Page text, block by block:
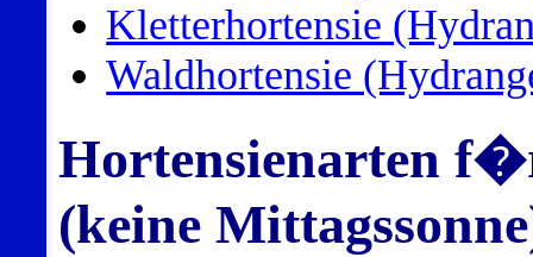
Kletterhortensie
Waldhortensie
Hortensienarten
(keine